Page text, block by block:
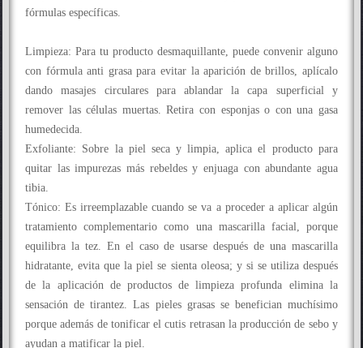
fórmulas específicas.
Limpieza: Para tu producto desmaquillante, puede convenir alguno
con fórmula anti grasa para evitar la aparición de brillos, aplícalo
dando masajes circulares para ablandar la capa superficial y
remover las células muertas. Retira con esponjas o con una gasa
humedecida.
Exfoliante: Sobre la piel seca y limpia, aplica el producto para
quitar las impurezas más rebeldes y enjuaga con abundante agua
tibia.
Tónico: Es irreemplazable cuando se va a proceder a aplicar algún
tratamiento complementario como una mascarilla facial, porque
equilibra la tez. En el caso de usarse después de una mascarilla
hidratante, evita que la piel se sienta oleosa; y si se utiliza después
de la aplicación de productos de limpieza profunda elimina la
sensación de tirantez. Las pieles grasas se benefician muchísimo
porque además de tonificar el cutis retrasan la producción de sebo y
ayudan a matificar la piel.